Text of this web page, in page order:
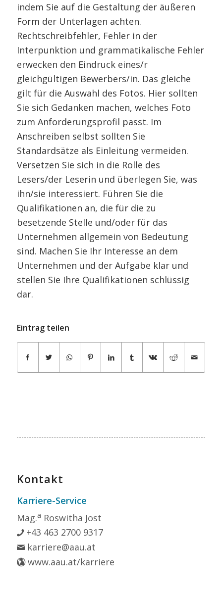
indem Sie auf die Gestaltung der äußeren
Form der Unterlagen achten.
Rechtschreibfehler, Fehler in der
Interpunktion und grammatikalische Fehler
erwecken den Eindruck eines/r
gleichgültigen Bewerbers/in. Das gleiche
gilt für die Auswahl des Fotos. Hier sollten
Sie sich Gedanken machen, welches Foto
zum Anforderungsprofil passt. Im
Anschreiben selbst sollten Sie
Standardsätze als Einleitung vermeiden.
Versetzen Sie sich in die Rolle des
Lesers/der Leserin und überlegen Sie, was
ihn/sie interessiert. Führen Sie die
Qualifikationen an, die für die zu
besetzende Stelle und/oder für das
Unternehmen allgemein von Bedeutung
sind. Machen Sie Ihr Interesse an dem
Unternehmen und der Aufgabe klar und
stellen Sie Ihre Qualifikationen schlüssig
dar.
Eintrag teilen
Kontakt
Karriere-Service
Mag.a Roswitha Jost
+43 463 2700 9317
karriere@aau.at
www.aau.at/karriere